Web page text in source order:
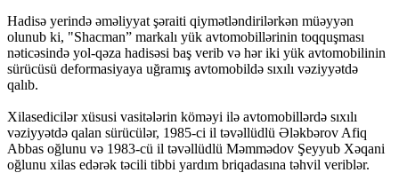
Hadisə yerində əməliyyat şəraiti qiymətləndirilərkən müəyyən
olunub ki, "Shacman” markalı yük avtomobillərinin toqquşması
nəticəsində yol-qəza hadisəsi baş verib və hər iki yük avtomobilinin
sürücüsü deformasiyaya uğramış avtomobildə sıxılı vəziyyətdə
qalıb.
Xilasedicilər xüsusi vasitələrin köməyi ilə avtomobillərdə sıxılı
vəziyyətdə qalan sürücülər, 1985-ci il təvəllüdlü Ələkbərov Afiq
Abbas oğlunu və 1983-cü il təvəllüdlü Məmmədov Şeyyub Xəqani
oğlunu xilas edərək təcili tibbi yardım briqadasına təhvil veriblər.